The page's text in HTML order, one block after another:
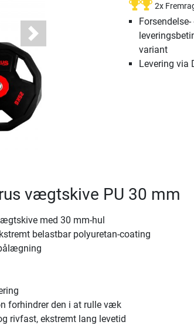
Next
2x
Forsendelse-
variant
Levering via
vægtskive PU 30 mm
med 30 mm-hul
belastbar polyuretan-coating
forhindrer den i at rulle væk
rivfast, ekstremt lang levetid